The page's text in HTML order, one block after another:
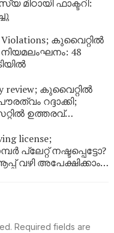
മിഠായി ഫാക്ടറി:
Violations; കുവൈറ്റിൽ
48
review; കുവൈറ്റിൽ
റദ്ദാക്കി;
ഉത്തരവ്
license;
പ്ലേറ്റ് നഷ്ടപ്പെട്ടോ?
വഴി അപേക്ഷിക്കാം;
Required fields are